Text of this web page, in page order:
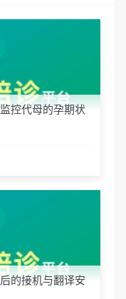
控代母的孕期状
的接机与翻译安